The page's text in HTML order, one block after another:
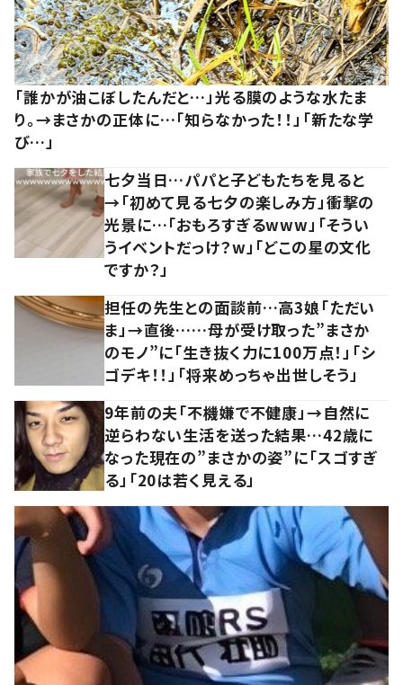
「誰かが油こぼしたんだと…」光る膜のような水たま
り。→まさかの正体に…「知らなかった！！」「新たな学
び…」
七夕当日…パパと子どもたちを見ると
→「初めて見る七夕の楽しみ方」衝撃の
光景に…「おもろすぎるwww」「そうい
うイベントだっけ？w」「どこの星の文化
ですか？」
担任の先生との面談前…高3娘「ただい
ま」→直後……母が受け取った”まさか
のモノ”に「生き抜く力に100万点！」「シ
ゴデキ！！」「将来めっちゃ出世しそう」
9年前の夫「不機嫌で不健康」→自然に
逆らわない生活を送った結果…42歳に
なった現在の”まさかの姿”に「スゴすぎ
る」「20は若く見える」